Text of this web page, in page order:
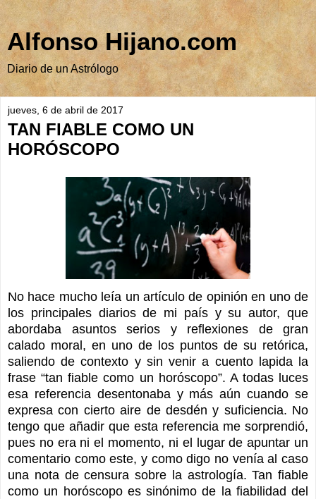
Alfonso Hijano.com
Diario de un Astrólogo
jueves, 6 de abril de 2017
TAN FIABLE COMO UN
HORÓSCOPO
No hace mucho leía un artículo de opinión en uno de
los principales diarios de mi país y su autor, que
abordaba asuntos serios y reflexiones de gran
calado moral, en uno de los puntos de su retórica,
saliendo de contexto y sin venir a cuento lapida la
frase “tan fiable como un horóscopo”. A todas luces
esa referencia desentonaba y más aún cuando se
expresa con cierto aire de desdén y suficiencia. No
tengo que añadir que esta referencia me sorprendió,
pues no era ni el momento, ni el lugar de apuntar un
comentario como este, y como digo no venía al caso
una nota de censura sobre la astrología. Tan fiable
como un horóscopo es sinónimo de la fiabilidad del